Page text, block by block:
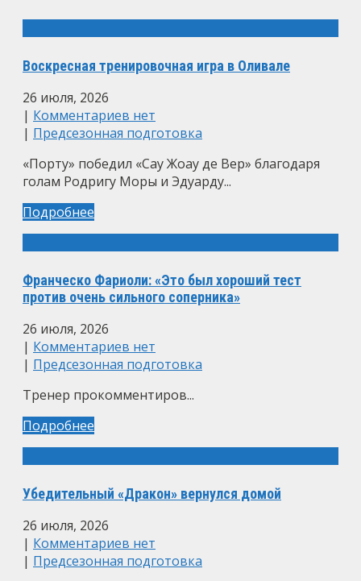
Воскресная тренировочная игра в Оливале
26 июля, 2026
| Комментариев нет
| Предсезонная подготовка
«Порту» победил «Сау Жоау де Вер» благодаря
голам Родригу Моры и Эдуарду...
Подробнее
Франческо Фариоли: «Это был хороший тест
против очень сильного соперника»
26 июля, 2026
| Комментариев нет
| Предсезонная подготовка
Тренер прокомментиров...
Подробнее
Убедительный «Дракон» вернулся домой
26 июля, 2026
| Комментариев нет
| Предсезонная подготовка